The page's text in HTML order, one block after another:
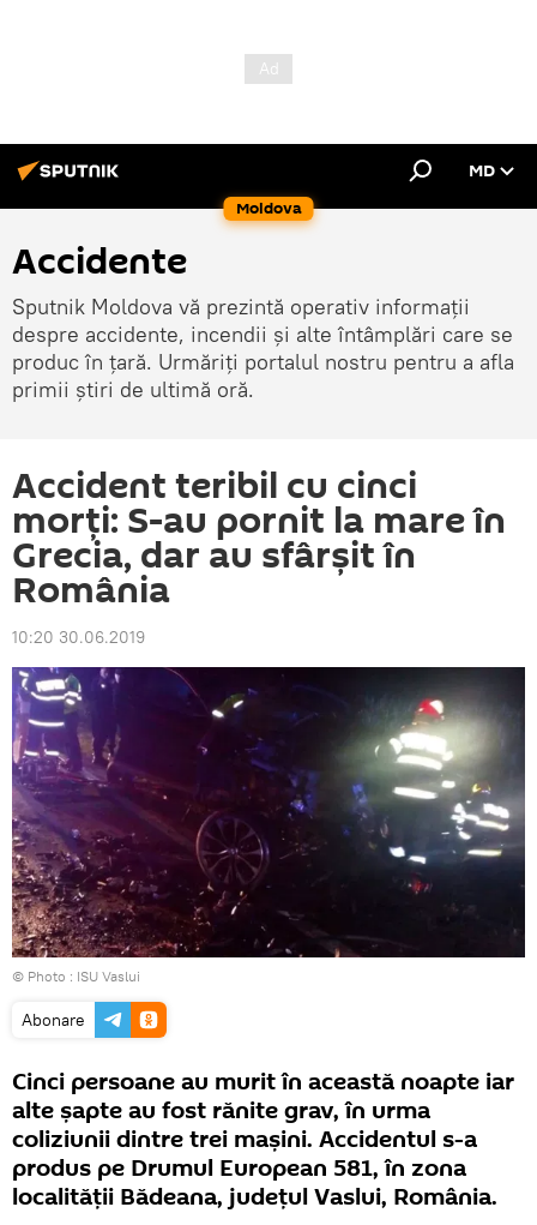
Moldova
MD
Accidente
Sputnik Moldova vă prezintă operativ informații
despre accidente, incendii și alte întâmplări care se
produc în țară. Urmăriți portalul nostru pentru a afla
primii știri de ultimă oră.
Accident teribil cu cinci
morţi: S-au pornit la mare în
Grecia, dar au sfârşit în
România
10:20 30.06.2019
© Photo : ISU Vaslui
Abonare
Cinci persoane au murit în această noapte iar
alte șapte au fost rănite grav, în urma
coliziunii dintre trei mașini. Accidentul s-a
produs pe Drumul European 581, în zona
localității Bădeana, județul Vaslui, România.